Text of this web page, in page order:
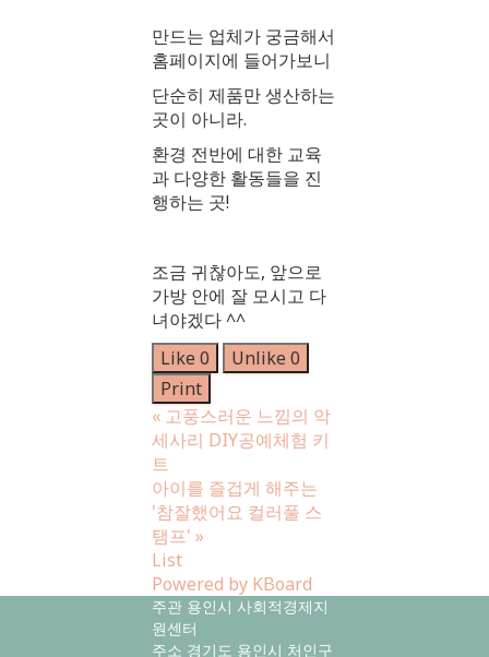
만드는 업체가 궁금해서
홈페이지에 들어가보니
단순히 제품만 생산하는
곳이 아니라.
환경 전반에 대한 교육
과 다양한 활동들을 진
행하는 곳!
조금 귀찮아도, 앞으로
가방 안에 잘 모시고 다
녀야겠다 ^^
Like 0 Unlike 0
Print
« 고풍스러운 느낌의 악
세사리 DIY공예체험 키
트
아이를 즐겁게 해주는
'참잘했어요 컬러풀 스
탬프' »
List
Powered by KBoard
주관 용인시 사회적경제지
원센터
주소 경기도 용인시 처인구